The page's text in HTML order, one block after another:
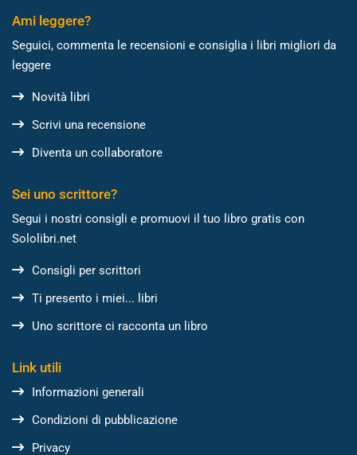
Ami leggere?
Seguici, commenta le recensioni e consiglia i libri migliori da
leggere
Novità libri
Scrivi una recensione
Diventa un collaboratore
Sei uno scrittore?
Segui i nostri consigli e promuovi il tuo libro gratis con
Sololibri.net
Consigli per scrittori
Ti presento i miei... libri
Uno scrittore ci racconta un libro
Link utili
Informazioni generali
Condizioni di pubblicazione
Privacy